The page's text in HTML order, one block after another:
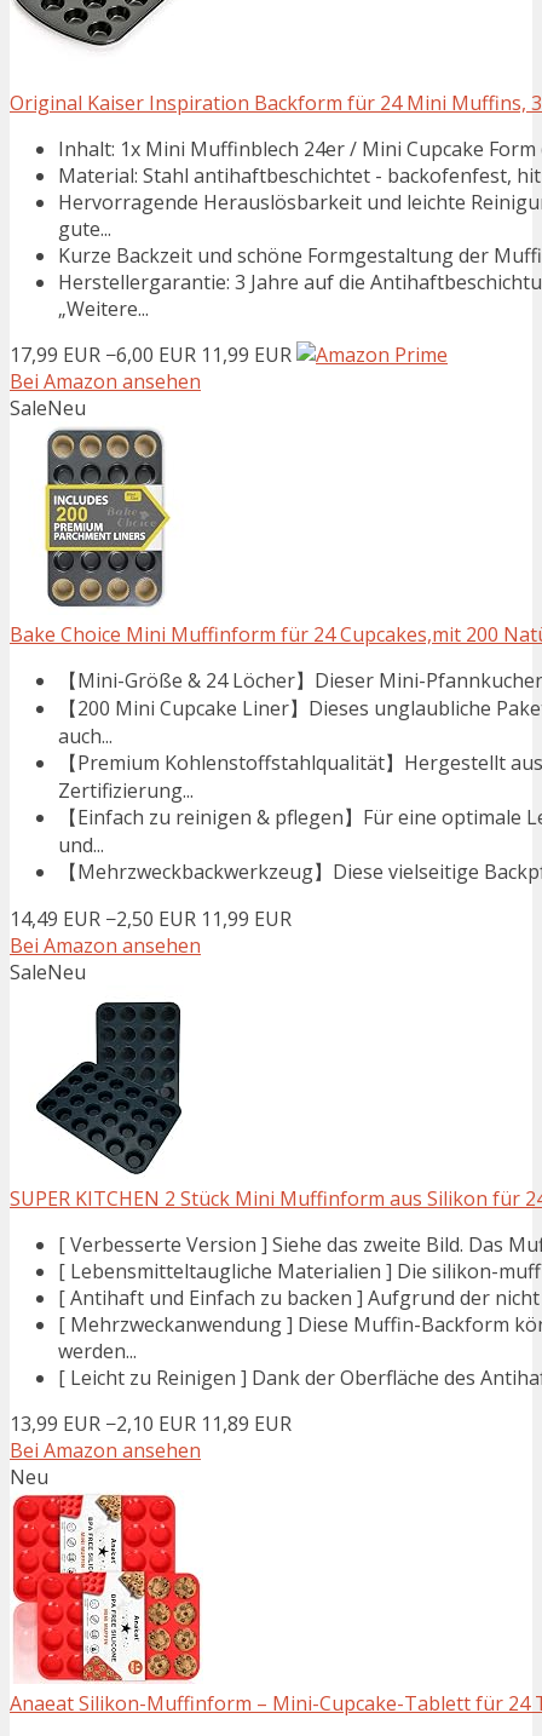
Original Kaiser Inspiration Backform für 24 Mini Muffins,
Inhalt: 1x Mini Muffinblech 24er / Mini Cupcake
Material: Stahl antihaftbeschichtet - backofenfest,
Hervorragende Herauslösbarkeit und leichte
gute...
Kurze Backzeit und schöne Formgestaltung der
Herstellergarantie: 3 Jahre auf die
„Weitere...
17,99 EUR −6,00 EUR 11,99 EUR
Bei Amazon ansehen
SaleNeu
Bake Choice Mini Muffinform für 24 Cupcakes,mit 200
【Mini-Größe & 24 Löcher】Dieser Mini-
【200 Mini Cupcake Liner】Dieses unglaubliche
auch...
【Premium Kohlenstoffstahlqualität】Hergestellt
Zertifizierung...
【Einfach zu reinigen & pflegen】Für eine optimale
und...
【Mehrzweckbackwerkzeug】Diese vielseitige
14,49 EUR −2,50 EUR 11,99 EUR
Bei Amazon ansehen
SaleNeu
SUPER KITCHEN 2 Stück Mini Muffinform aus Silikon für
[ Verbesserte Version ] Siehe das zweite Bild. Das
[ Lebensmitteltaugliche Materialien ] Die silikon-
[ Antihaft und Einfach zu backen ] Aufgrund der
[ Mehrzweckanwendung ] Diese Muffin-Backform
werden...
[ Leicht zu Reinigen ] Dank der Oberfläche des
13,99 EUR −2,10 EUR 11,89 EUR
Bei Amazon ansehen
Neu
Anaeat Silikon-Muffinform – Mini-Cupcake-Tablett für 24